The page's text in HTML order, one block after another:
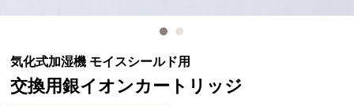
気化式加湿機 モイスシールド用
交換用銀イオンカートリッジ